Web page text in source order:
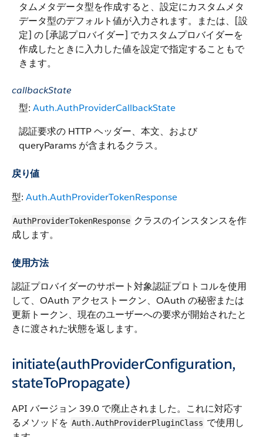
タムメタデータ型を作成すると、設定にカスタムメタ
データ型のデフォルト値が入力されます。または、[設
定] の [承認プロバイダー] でカスタムプロバイダーを
作成したときに入力した値を設定で指定することもで
きます。
callbackState
型: Auth.AuthProviderCallbackState
認証要求の HTTP ヘッダー、本文、および
queryParams が含まれるクラス。
戻り値
型: Auth.AuthProviderTokenResponse
AuthProviderTokenResponse クラスのインスタンスを作
成します。
使用方法
認証プロバイダーのサポート対象認証プロトコルを使用
して、OAuth アクセストークン、OAuth の秘密または
更新トークン、現在のユーザーへの要求が開始されたと
きに渡された状態を返します。
initiate(authProviderConfiguration,
stateToPropagate)
API バージョン 39.0 で廃止されました。これに対応す
るメソッドを Auth.AuthProviderPluginClass で使用し